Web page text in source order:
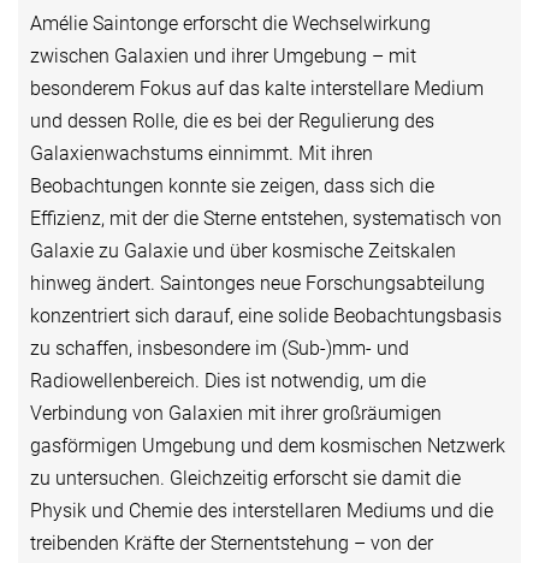
Amélie Saintonge erforscht die Wechselwirkung
zwischen Galaxien und ihrer Umgebung – mit
besonderem Fokus auf das kalte interstellare Medium
und dessen Rolle, die es bei der Regulierung des
Galaxienwachstums einnimmt. Mit ihren
Beobachtungen konnte sie zeigen, dass sich die
Effizienz, mit der die Sterne entstehen, systematisch von
Galaxie zu Galaxie und über kosmische Zeitskalen
hinweg ändert. Saintonges neue Forschungsabteilung
konzentriert sich darauf, eine solide Beobachtungsbasis
zu schaffen, insbesondere im (Sub-)mm- und
Radiowellenbereich. Dies ist notwendig, um die
Verbindung von Galaxien mit ihrer großräumigen
gasförmigen Umgebung und dem kosmischen Netzwerk
zu untersuchen. Gleichzeitig erforscht sie damit die
Physik und Chemie des interstellaren Mediums und die
treibenden Kräfte der Sternentstehung – von der